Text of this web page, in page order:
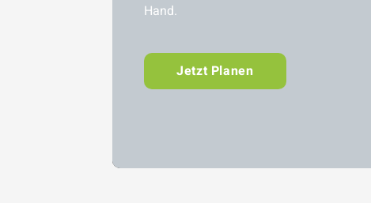
Hand.
Jetzt Planen